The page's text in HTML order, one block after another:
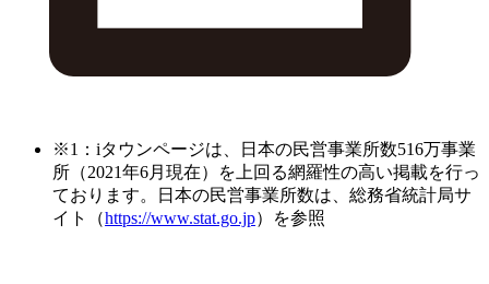
※1：iタウンページは、日本の民営事業所数516万事業
所（2021年6月現在）を上回る網羅性の高い掲載を行っ
ております。日本の民営事業所数は、総務省統計局サ
イト（https://www.stat.go.jp）を参照